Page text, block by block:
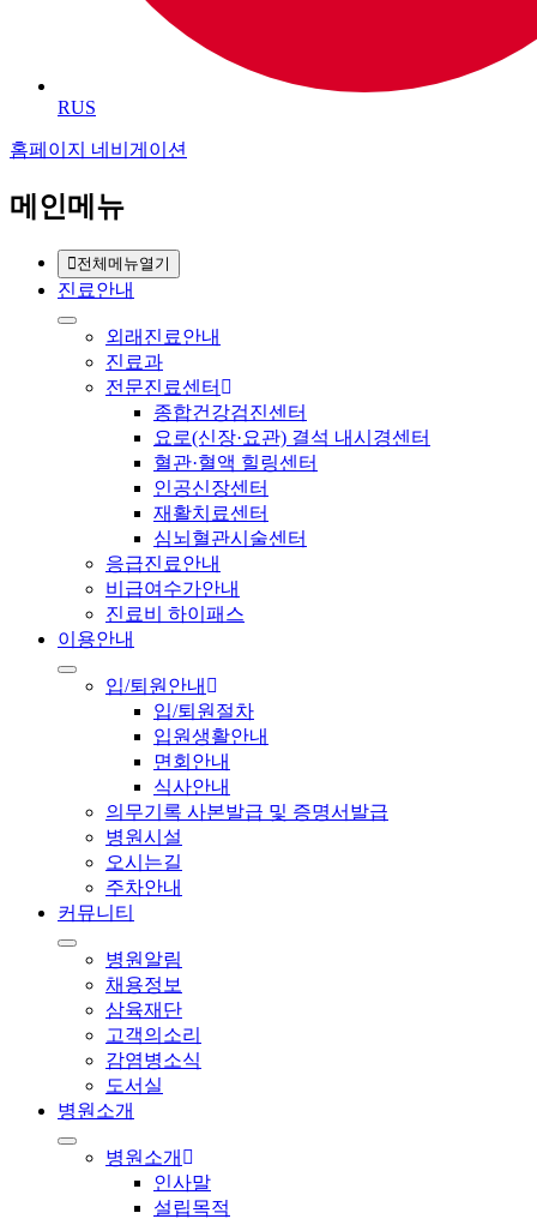
RUS
홈페이지 네비게이션
메인메뉴
전체메뉴열기
진료안내
외래진료안내
진료과
전문진료센터
종합건강검진센터
요로(신장·요관) 결석 내시경센터
혈관·혈액 힐링센터
인공신장센터
재활치료센터
심뇌혈관시술센터
응급진료안내
비급여수가안내
진료비 하이패스
이용안내
입/퇴원안내
입/퇴원절차
입원생활안내
면회안내
식사안내
의무기록 사본발급 및 증명서발급
병원시설
오시는길
주차안내
커뮤니티
병원알림
채용정보
삼육재단
고객의소리
감염병소식
도서실
병원소개
병원소개
인사말
설립목적